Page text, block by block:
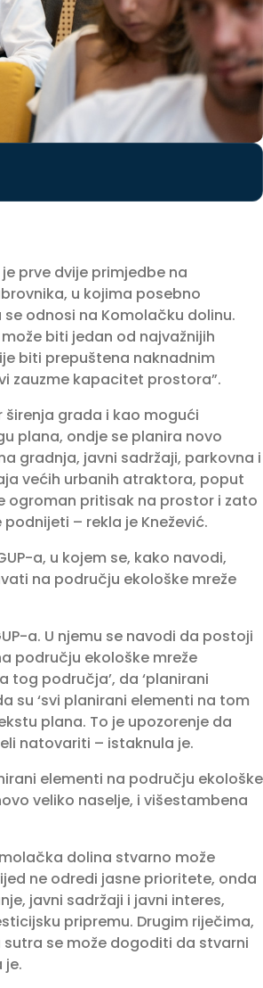
prve dvije primjedbe na
u kojima posebno
odnosi na Komolačku dolinu.
biti jedan od najvažnijih
biti prepuštena naknadnim
zauzme kapacitet prostora”.
grada i kao mogući
plana, ondje se planira novo
gradnja, javni sadržaji, parkovna i
većih urbanih atraktora, poput
ogroman pritisak na prostor i zato
– rekla je Knežević.
a, u kojem se, kako navodi,
na području ekološke mreže
a. U njemu se navodi da postoji
području ekološke mreže
tog područja’, da ‘planirani
su ‘svi planirani elementi na tom
plana. To je upozorenje da
natovariti – istaknula je.
elementi na području ekološke
veliko naselje, i višestambena
dolina stvarno može
ne odredi jasne prioritete, onda
javni sadržaji i javni interes,
pripremu. Drugim riječima,
se može dogoditi da stvarni
je.